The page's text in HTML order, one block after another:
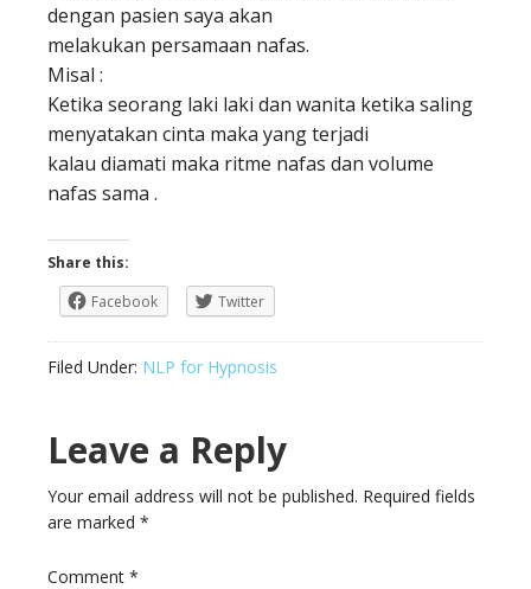
dengan pasien saya akan
melakukan persamaan nafas.
Misal :
Ketika seorang laki laki dan wanita ketika saling
menyatakan cinta maka yang terjadi
kalau diamati maka ritme nafas dan volume
nafas sama .
Share this:
Facebook
Twitter
Filed Under: NLP for Hypnosis
Leave a Reply
Your email address will not be published. Required fields
are marked *
Comment *